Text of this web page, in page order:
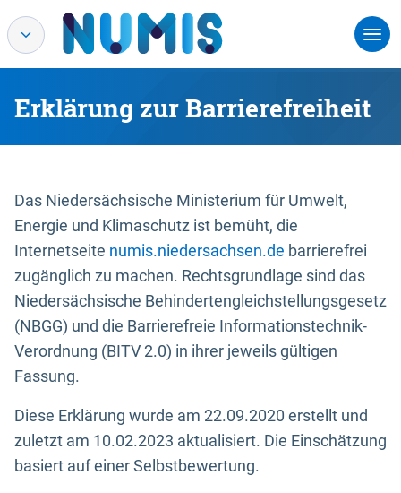
Erklärung zur Barrierefreiheit
Das Niedersächsische Ministerium für Umwelt,
Energie und Klimaschutz ist bemüht, die
Internetseite numis.niedersachsen.de barrierefrei
zugänglich zu machen. Rechtsgrundlage sind das
Niedersächsische Behindertengleichstellungsgesetz
(NBGG) und die Barrierefreie Informationstechnik-
Verordnung (BITV 2.0) in ihrer jeweils gültigen
Fassung.
Diese Erklärung wurde am 22.09.2020 erstellt und
zuletzt am 10.02.2023 aktualisiert. Die Einschätzung
basiert auf einer Selbstbewertung.